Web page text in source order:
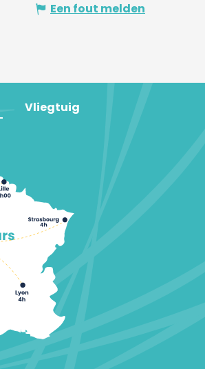
Een fout melden
Vliegtuig